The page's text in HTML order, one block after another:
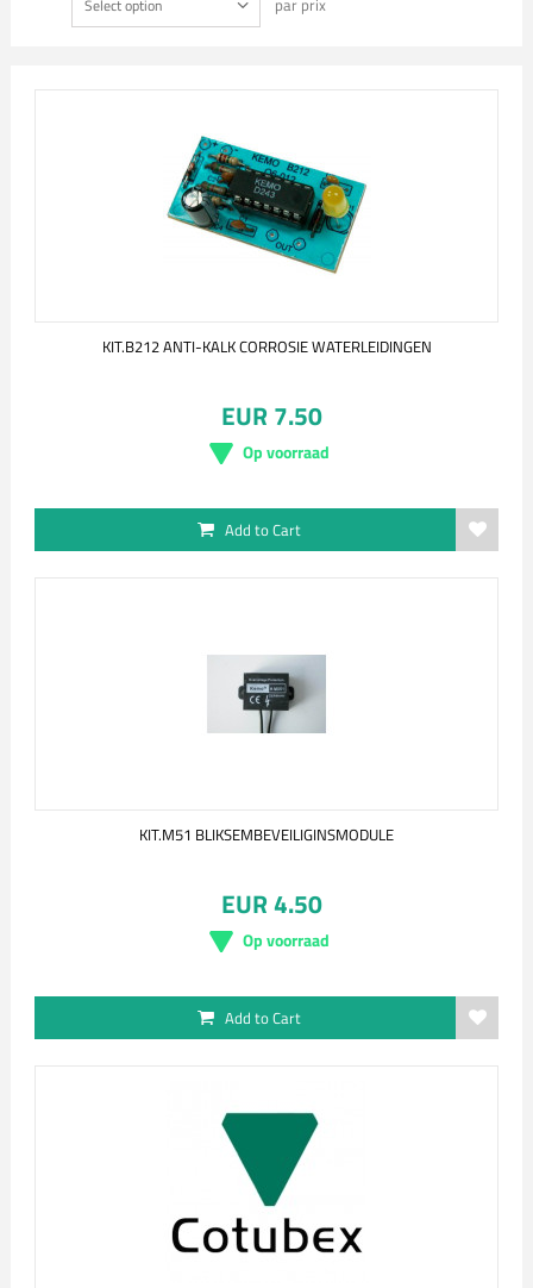
Select option par prix
KIT.B212 ANTI-KALK CORROSIE WATERLEIDINGEN
EUR 7.50
Op voorraad
Add to Cart
KIT.M51 BLIKSEMBEVEILIGINSMODULE
EUR 4.50
Op voorraad
Add to Cart